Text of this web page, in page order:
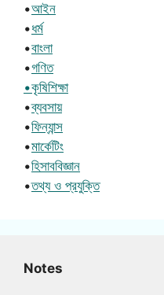
•আইন
•ধর্ম
•বাংলা
•গণিত
•কৃষিশিক্ষা
•ব্যবসায়
•ফিন্যান্স
•মার্কেটিং
•হিসাববিজ্ঞান
•তথ্য ও প্রযুক্তি
Notes